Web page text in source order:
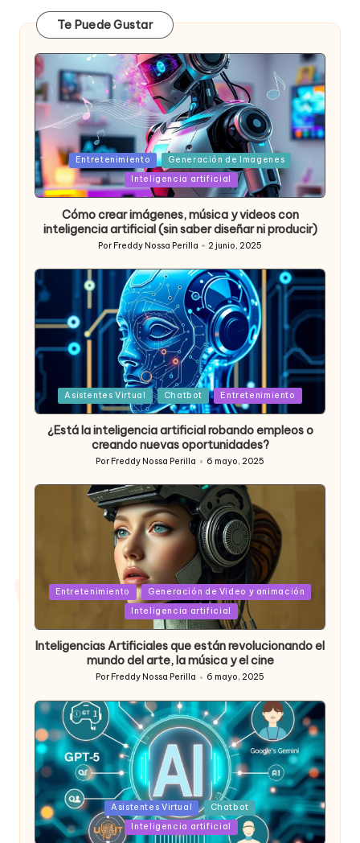
Te Puede Gustar
Posted
in
Entretenimiento
Generación de Imagenes
Inteligencia artificial
Cómo crear imágenes, música y videos con
inteligencia artificial (sin saber diseñar ni producir)
Publicado
Por Freddy Nossa Perilla 2 junio, 2025
Posted
in
Asistentes Virtual Chatbot Entretenimiento
¿Está la inteligencia artificial robando empleos o
creando nuevas oportunidades?
Publicado
por
Por Freddy Nossa Perilla 6 mayo, 2025
Posted
Entretenimiento
Generación de Video y animación
Inteligencia artificial
Inteligencias Artificiales que están revolucionando el
mundo del arte, la música y el cine
Publicado
Por Freddy Nossa Perilla 6 mayo, 2025
Posted
in
Asistentes Virtual
Chatbot
Inteligencia artificial